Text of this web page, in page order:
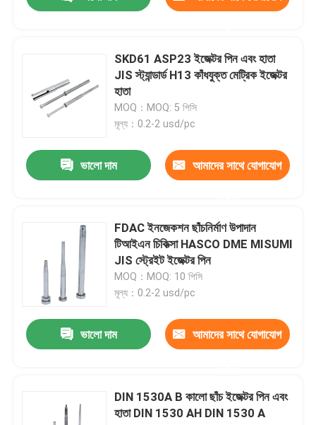
ডাই পাঞ্চ পিন
গাইড পিন এবং বুশিং
CNC মেশিনিং যন্ত্রাংশ
CNC মিলিং অংশ
নির্ভুলতা মেশিন অংশ
SKD61 ASP23 ইজেক্টর পিন এবং হাতা
JIS স্ট্যান্ডার্ড H13 কাঁধযুক্ত মেট্রিক ইজেক্টর
হাতা
MOQ：MOQ: 5 পিসি
মূল্য：0.2-2 usd/pc
ভালো দাম আমাদের সাথে যোগাযোগ
FDAC ইনজেকশন ছাঁচনির্মাণ উপাদান
টিআইএন চিকিত্সা HASCO DME MISUMI
JIS স্ট্রেইট ইজেক্টর পিন
MOQ：MOQ: 10 পিসি
মূল্য：0.2-2 usd/pc
ভালো দাম আমাদের সাথে যোগাযোগ
DIN 1530A B কালো ছাঁচ ইজেক্টর পিন এবং
হাতা DIN 1530 AH DIN 1530 A